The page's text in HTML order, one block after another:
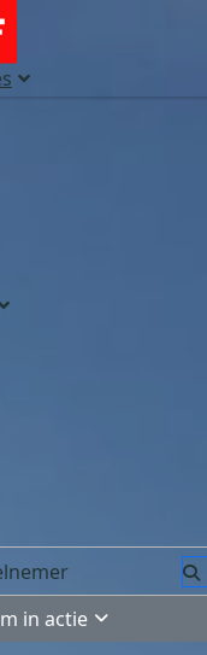
in actie